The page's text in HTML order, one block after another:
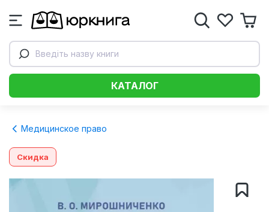
Введіть назву книги
КАТАЛОГ
Медицинское право
Скидка